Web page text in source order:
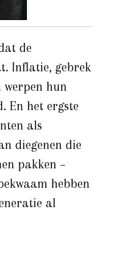
de
Inflatie, gebrek
werpen hun
En het ergste
als
diegenen die
pakken –
hebben
al